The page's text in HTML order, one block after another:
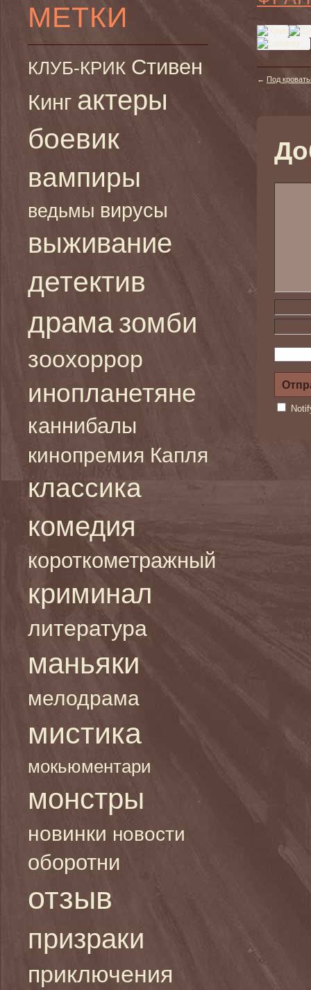
МЕТКИ
КЛУБ-КРИК Стивен
Кинг актеры
боевик
вампиры
ведьмы вирусы
выживание
детектив
драма зомби
зоохоррор
инопланетяне
каннибалы
кинопремия Капля
классика
комедия
короткометражный
криминал
литература
маньяки
мелодрама
мистика
мокьюментари
монстры
новинки новости
оборотни
отзыв
призраки
приключения
← Под